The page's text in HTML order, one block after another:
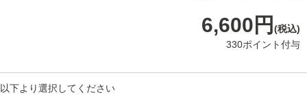
6,600円 (税込)
330ポイント付与
以下より選択してください